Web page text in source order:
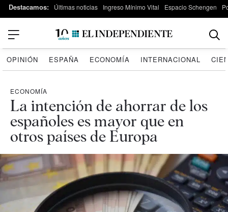
Destacamos: Últimas noticias Ingreso Mínimo Vital Espacio Schengen
OPINIÓN ESPAÑA ECONOMÍA INTERNACIONAL
ECONOMÍA
La intención de ahorrar de los
españoles es mayor que en
otros países de Europa